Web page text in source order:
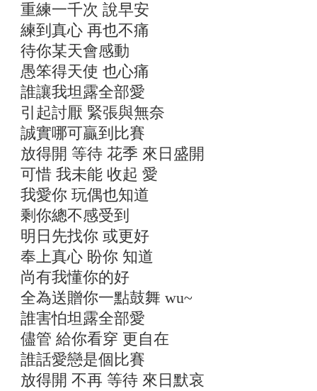
重練一千次 說早安
練到真心 再也不痛
待你某天會感動
愚笨得天使 也心痛
誰讓我坦露全部愛
引起討厭 緊張與無奈
誠實哪可贏到比賽
放得開 等待 花季 來日盛開
可惜 我未能 收起 愛
我愛你 玩偶也知道
剩你總不感受到
明日先找你 或更好
奉上真心 盼你 知道
尚有我懂你的好
全為送贈你一點鼓舞 wu~
誰害怕坦露全部愛
儘管 給你看穿 更自在
誰話愛戀是個比賽
放得開 不再 等待 來日默哀